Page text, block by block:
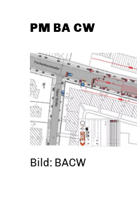
PM BA CW
Bild: BACW